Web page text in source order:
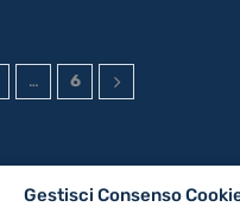
Gestisci Consenso
… 6